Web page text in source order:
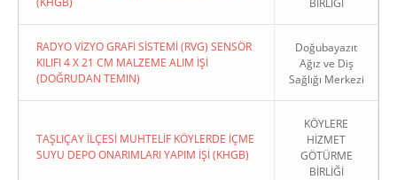
BİRLİĞİ
RADYO VİZYO GRAFİ SİSTEMİ (RVG) SENSÖR
KILIFI 4 X 21 CM MALZEME ALIM İŞİ
(DOĞRUDAN TEMIN)
Doğubayazıt
Ağız ve Diş
Sağlığı Merkezi
TAŞLIÇAY İLÇESİ MUHTELİF KÖYLERDE İÇME
SUYU DEPO ONARIMLARI YAPIM İŞİ (KHGB)
KÖYLERE
HİZMET
GÖTÜRME
BİRLİĞİ